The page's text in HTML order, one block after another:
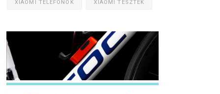
XIAOMI TELEFONOK XIAOMI TESZTEK